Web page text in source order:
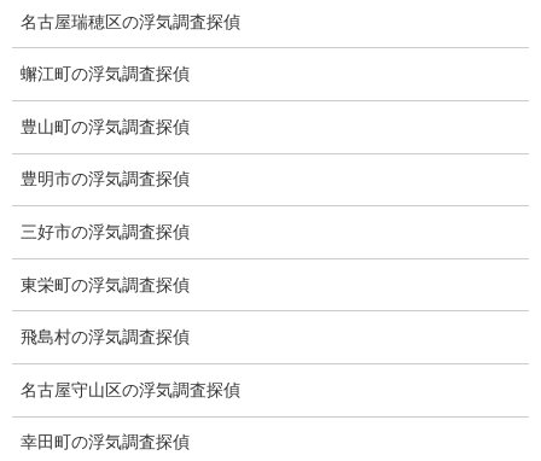
システム
ミライリサーチのお約束
当社のこだわり
契約後の安心と信頼
顧問弁護士のご案内
委任契約
名古屋瑞穂区の浮気調査探偵
蠏江町の浮気調査探偵
豊山町の浮気調査探偵
豊明市の浮気調査探偵
三好市の浮気調査探偵
東栄町の浮気調査探偵
飛島村の浮気調査探偵
名古屋守山区の浮気調査探偵
幸田町の浮気調査探偵